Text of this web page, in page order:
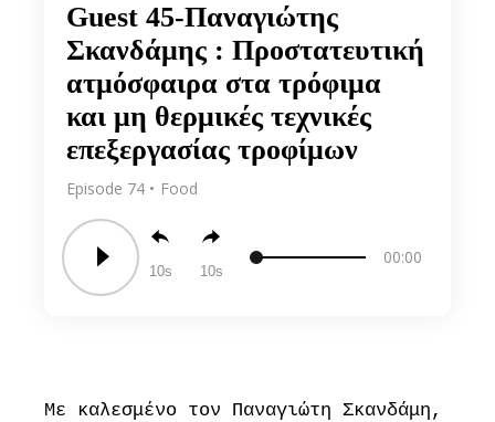
Listen on
Spotify
Guest 45-Παναγιώτης
Σκανδάμης : Προστατευτική
ατμόσφαιρα στα τρόφιμα
και μη θερμικές τεχνικές
επεξεργασίας τροφίμων
Episode 74 Food
10 10
00:00
Με καλεσμένο τον Παναγιώτη Σκανδάμη,